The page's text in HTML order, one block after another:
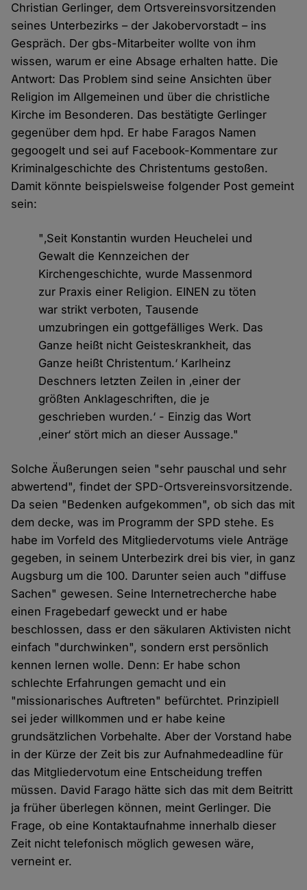
Christian Gerlinger, dem Ortsvereinsvorsitzenden
seines Unterbezirks – der Jakobervorstadt – ins
Gespräch. Der gbs-Mitarbeiter wollte von ihm
wissen, warum er eine Absage erhalten hatte. Die
Antwort: Das Problem sind seine Ansichten über
Religion im Allgemeinen und über die christliche
Kirche im Besonderen. Das bestätigte Gerlinger
gegenüber dem hpd. Er habe Faragos Namen
gegoogelt und sei auf Facebook-Kommentare zur
Kriminalgeschichte des Christentums gestoßen.
Damit könnte beispielsweise folgender Post gemeint
sein:
"‚Seit Konstantin wurden Heuchelei und
Gewalt die Kennzeichen der
Kirchengeschichte, wurde Massenmord
zur Praxis einer Religion. EINEN zu töten
war strikt verboten, Tausende
umzubringen ein gottgefälliges Werk. Das
Ganze heißt nicht Geisteskrankheit, das
Ganze heißt Christentum.‘ Karlheinz
Deschners letzten Zeilen in ‚einer der
größten Anklageschriften, die je
geschrieben wurden.‘ - Einzig das Wort
‚einer‘ stört mich an dieser Aussage."
Solche Äußerungen seien "sehr pauschal und sehr
abwertend", findet der SPD-Ortsvereinsvorsitzende.
Da seien "Bedenken aufgekommen", ob sich das mit
dem decke, was im Programm der SPD stehe. Es
habe im Vorfeld des Mitgliedervotums viele Anträge
gegeben, in seinem Unterbezirk drei bis vier, in ganz
Augsburg um die 100. Darunter seien auch "diffuse
Sachen" gewesen. Seine Internetrecherche habe
einen Fragebedarf geweckt und er habe
beschlossen, dass er den säkularen Aktivisten nicht
einfach "durchwinken", sondern erst persönlich
kennen lernen wolle. Denn: Er habe schon
schlechte Erfahrungen gemacht und ein
"missionarisches Auftreten" befürchtet. Prinzipiell
sei jeder willkommen und er habe keine
grundsätzlichen Vorbehalte. Aber der Vorstand habe
in der Kürze der Zeit bis zur Aufnahmedeadline für
das Mitgliedervotum eine Entscheidung treffen
müssen. David Farago hätte sich das mit dem Beitritt
ja früher überlegen können, meint Gerlinger. Die
Frage, ob eine Kontaktaufnahme innerhalb dieser
Zeit nicht telefonisch möglich gewesen wäre,
verneint er.